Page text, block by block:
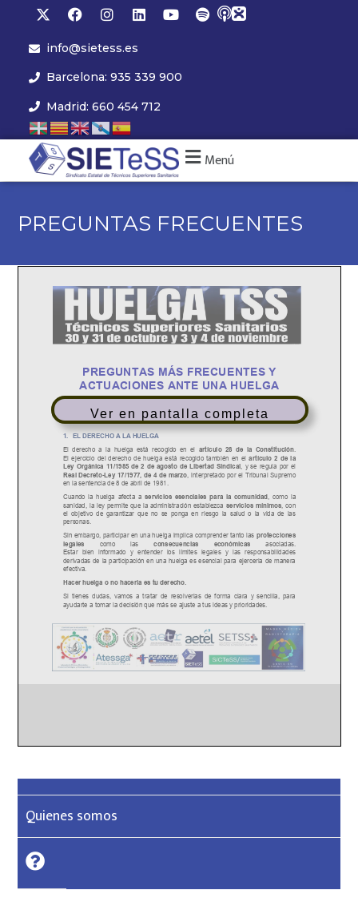
info@sietess.es
Barcelona: 935 339 900
Madrid: 660 454 712
Menú
PREGUNTAS FRECUENTES
Ver en pantalla completa
Quienes somos